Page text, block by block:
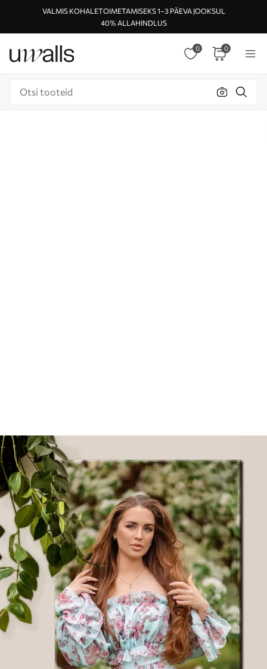
VALMIS KOHALETOIMETAMISEKS 1–3 PÄEVA JOOKSUL
40% ALLAHINDLUS
0 0